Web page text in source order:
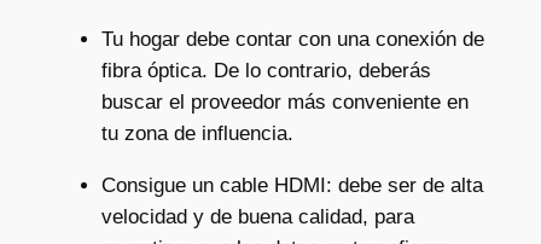
Tu hogar debe contar con una conexión de
fibra óptica. De lo contrario, deberás
buscar el proveedor más conveniente en
tu zona de influencia.
Consigue un cable HDMI: debe ser de alta
velocidad y de buena calidad, para